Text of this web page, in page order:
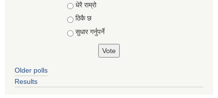
Choices
धेरै राम्रो
ठिकै छ
सुधार गर्नुपर्ने
Older polls
Results